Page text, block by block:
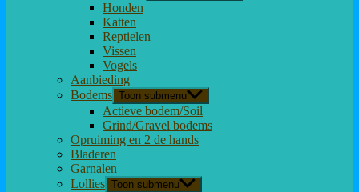
Honden
Katten
Reptielen
Vissen
Vogels
Aanbieding
Bodems Toon submenu
Actieve bodem/Soil
Grind/Gravel bodems
Opruiming en 2 de hands
Bladeren
Garnalen
Lollies Toon submenu